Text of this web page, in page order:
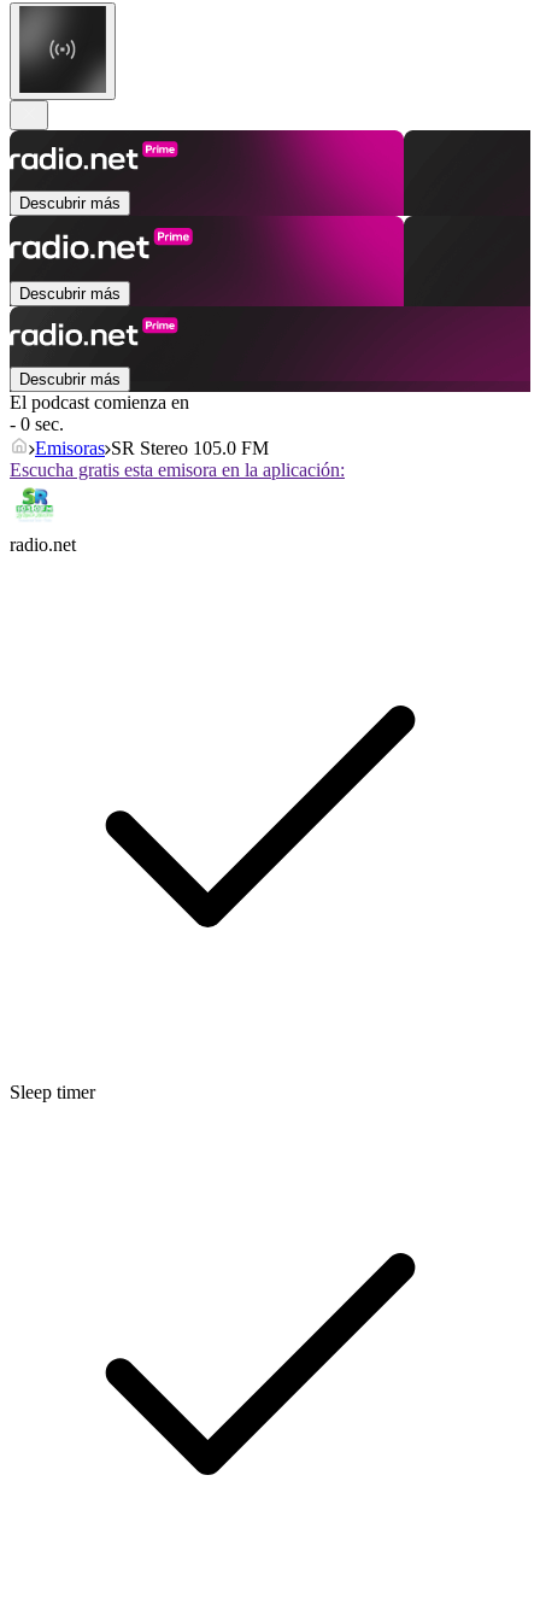
Descubrir más
Descubrir más
Descubrir más
El podcast comienza en
- 0 sec.
Emisoras SR Stereo 105.0 FM
Escucha gratis esta emisora en la aplicación:
radio.net
Sleep timer